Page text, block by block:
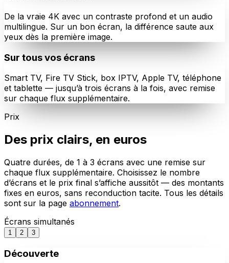
De la vraie 4K avec un contraste profond et un audio
multilingue. Sur un bon écran, la différence saute aux
yeux dès la première image.
Sur tous vos écrans
Smart TV, Fire TV Stick, box IPTV, Apple TV, téléphone
et tablette — jusqu’à trois écrans à la fois, avec remise
sur chaque flux supplémentaire.
Prix
Des prix clairs, en euros
Quatre durées, de 1 à 3 écrans avec une remise sur
chaque flux supplémentaire. Choisissez le nombre
d’écrans et le prix final s’affiche aussitôt — des montants
fixes en euros, sans reconduction tacite. Tous les détails
sont sur la page abonnement.
Écrans simultanés
1 2 3
Découverte